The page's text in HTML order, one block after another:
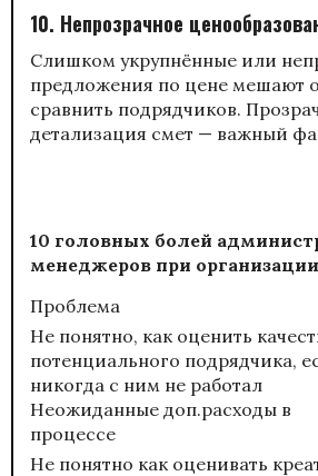
10. Непрозрачное
Слишком укрупнённые или
предложения по цене мешают
сравнить подрядчиков.
детализация смет — важный
10 головных болей
менеджеров при
Проблема
Не понятно, как оценить
потенциального подрядчика,
никогда с ним не работал
Неожиданные доп.расходы в
процессе
Не понятно как оценивать